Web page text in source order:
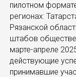
пилотном
регионах:
Рязанской
штабов
марте-апреле
действующие
принимавшие